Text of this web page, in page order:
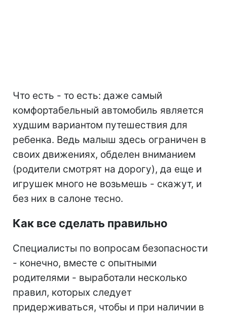
Что есть - то есть: даже самый
комфортабельный автомобиль является
худшим вариантом путешествия для
ребенка. Ведь малыш здесь ограничен в
своих движениях, обделен вниманием
(родители смотрят на дорогу), да еще и
игрушек много не возьмешь - скажут, и
без них в салоне тесно.
Как все сделать правильно
Специалисты по вопросам безопасности
- конечно, вместе с опытными
родителями - выработали несколько
правил, которых следует
придерживаться, чтобы и при наличии в